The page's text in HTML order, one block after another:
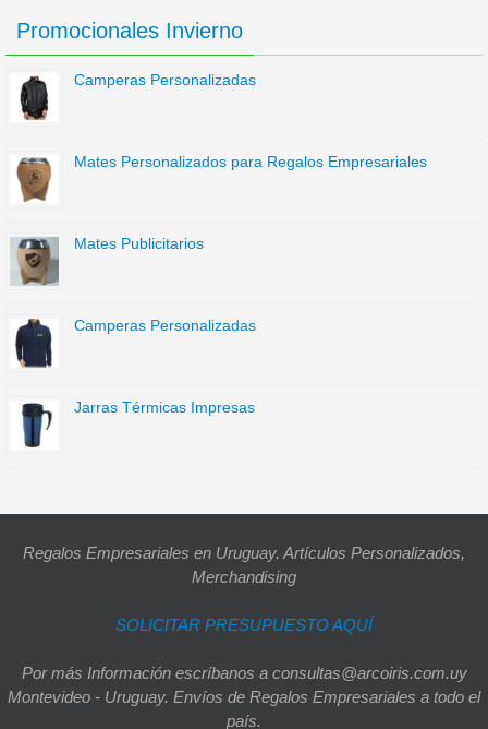
Promocionales Invierno
Camperas Personalizadas
Mates Personalizados para Regalos Empresariales
Mates Publicitarios
Camperas Personalizadas
Jarras Térmicas Impresas
Regalos Empresariales en Uruguay. Artículos Personalizados,
Merchandising
SOLICITAR PRESUPUESTO AQUÍ
Por más Información escríbanos a consultas@arcoiris.com.uy
Montevideo - Uruguay. Envíos de Regalos Empresariales a todo el
país.